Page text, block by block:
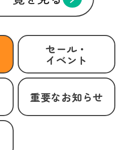
セール・
イベント
重要なお知らせ